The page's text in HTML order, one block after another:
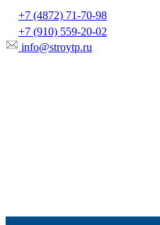
+7 (4872) 71-70-98
+7 (910) 559-20-02
info@stroytp.ru